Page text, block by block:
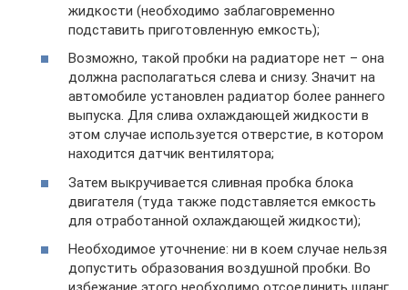
жидкости (необходимо заблаговременно
подставить приготовленную емкость);
Возможно, такой пробки на радиаторе нет – она
должна располагаться слева и снизу. Значит на
автомобиле установлен радиатор более раннего
выпуска. Для слива охлаждающей жидкости в
этом случае используется отверстие, в котором
находится датчик вентилятора;
Затем выкручивается сливная пробка блока
двигателя (туда также подставляется емкость
для отработанной охлаждающей жидкости);
Необходимое уточнение: ни в коем случае нельзя
допустить образования воздушной пробки. Во